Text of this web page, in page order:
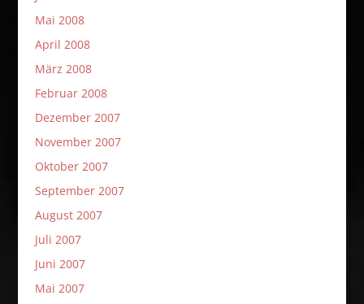
Mai 2008
April 2008
März 2008
Februar 2008
Dezember 2007
November 2007
Oktober 2007
September 2007
August 2007
Juli 2007
Juni 2007
Mai 2007